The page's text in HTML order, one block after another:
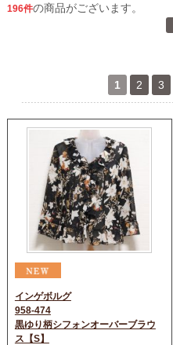
196件の商品がございます。
1 2 3
インゲボルグ
958-474
黒ゆり柄シフォンオーバーブラウ
ス【S】